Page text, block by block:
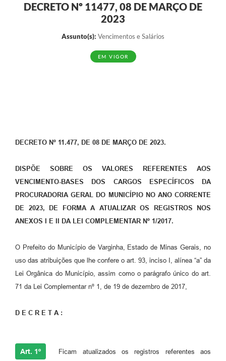
DECRETO Nº 11477, 08 DE MARÇO DE
2023
Assunto(s): Vencimentos e Salários
EM VIGOR
DECRETO Nº 11.477, DE 08 DE MARÇO DE 2023.
DISPÕE SOBRE OS VALORES REFERENTES AOS
VENCIMENTO-BASES DOS CARGOS ESPECÍFICOS DA
PROCURADORIA GERAL DO MUNICÍPIO NO ANO CORRENTE
DE 2023, DE FORMA A ATUALIZAR OS REGISTROS NOS
ANEXOS I E II DA LEI COMPLEMENTAR Nº 1/2017.
O Prefeito do Município de Varginha, Estado de Minas Gerais, no
uso das atribuições que lhe confere o art. 93, inciso I, alínea “a” da
Lei Orgânica do Município, assim como o parágrafo único do art.
71 da Lei Complementar nº 1, de 19 de dezembro de 2017,
D E C R E T A :
Art. 1º Ficam atualizados os registros referentes aos